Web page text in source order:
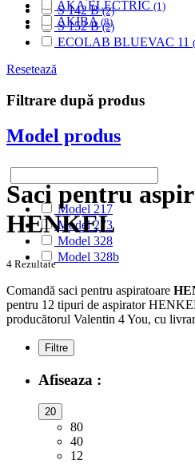
AKA ELECTRIC (1)
AKIBA (8)
ALASKA (28)
ALIV (1)
ALMERIA (1)
ALPINA (10)
ALTIC (3)
ALTO (12)
ALTUS (1)
AMADIS (5)
AMROS (1)
AMSTAR
AMSTERDAM
ANTECH (2)
APL (3)
AQUA VAC (3)
AR-TECH
ARC-EN-CIEL
ARCELIK
ARCTIC
ARENA
ARGOS
ARIETE
ARLETT
S 142 B (2)
S 152 B (2)
ECOLAB BLUEVAC 11
Resetează
Filtrare după produs
Model produs
Model 217
Model 273
Model 328
Model 328b
Saci pentru
HENKEL
4 Rezultate
Comandă saci pentru aspiratoare
pentru 12 tipuri de aspirator
producătorul Valentin 4 You, cu
Filtre
Afiseaza :
20
80
40
12